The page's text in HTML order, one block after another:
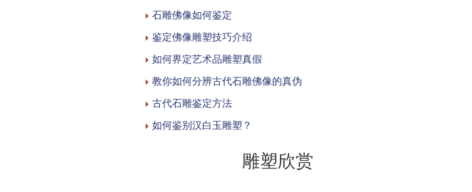
石雕佛像如何鉴定
鉴定佛像雕塑技巧介绍
如何界定艺术品雕塑真假
教你如何分辨古代石雕佛像的真伪
古代石雕鉴定方法
如何鉴别汉白玉雕塑？
雕塑欣赏